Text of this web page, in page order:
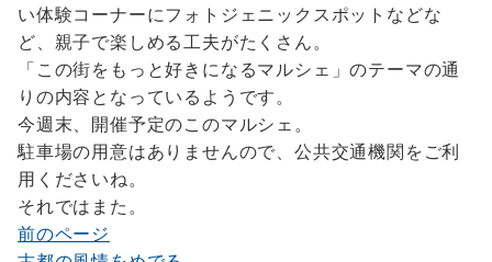
い体験コーナーにフォトジェニックスポットなどな
ど、親子で楽しめる工夫がたくさん。
「この街をもっと好きになるマルシェ」のテーマの通
りの内容となっているようです。
今週末、開催予定のこのマルシェ。
駐車場の用意はありませんので、公共交通機関をご利
用くださいね。
それではまた。
投
前のページ